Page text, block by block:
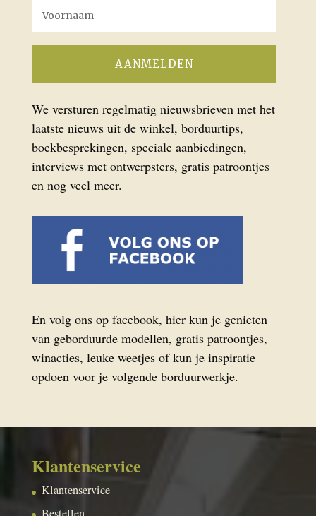
We versturen regelmatig nieuwsbrieven met het
laatste nieuws uit de winkel, borduurtips,
boekbesprekingen, speciale aanbiedingen,
interviews met ontwerpsters, gratis patroontjes
en nog veel meer.
En volg ons op facebook, hier kun je genieten
van geborduurde modellen, gratis patroontjes,
winacties, leuke weetjes of kun je inspiratie
opdoen voor je volgende borduurwerkje.
Klantenservice
Klantenservice
Bestellen